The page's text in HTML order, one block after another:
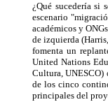
¿Qué sucedería si
escenario
académicos y
de izquierda
fomenta un
United Nations
Cultura, UNESCO)
de los cinco
principales del